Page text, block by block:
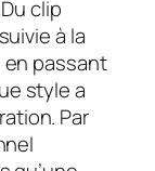
clip
à la
en passant
style a
Par